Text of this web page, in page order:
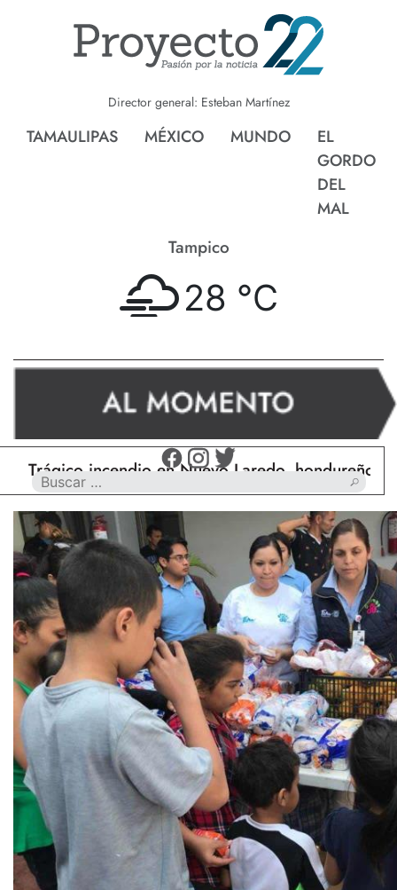
Director general: Esteban Martínez
TAMAULIPAS MÉXICO MUNDO
EL
GORDO
DEL
MAL
Tampico
28 °C
incendio en Nuevo Laredo, hondureño